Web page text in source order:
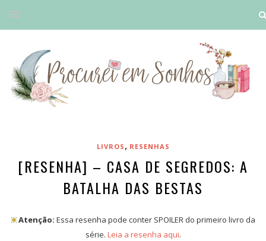
LIVROS , RESENHAS
[RESENHA] – CASA DE SEGREDOS: A
BATALHA DAS BESTAS
Atenção: Essa resenha pode conter SPOILER do primeiro livro da
série. Leia a resenha aqui.